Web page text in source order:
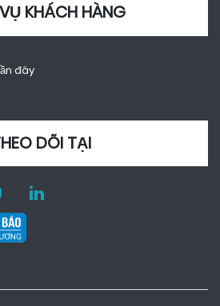
KHÁCH HÀNG
đây
DÕI TẠI